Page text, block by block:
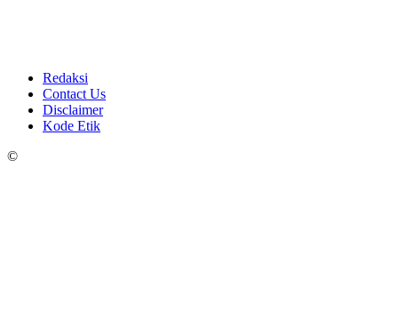
Redaksi
Contact Us
Disclaimer
Kode Etik
©